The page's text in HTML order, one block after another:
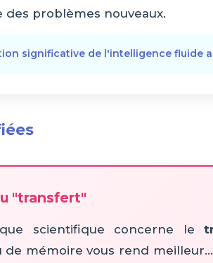
des problèmes nouveaux.
significative de l'intelligence fluide
"transfert"
scientifique concerne le
de mémoire vous rend